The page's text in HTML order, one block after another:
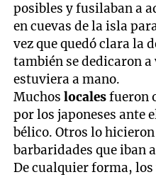
posibles y fusilaban a
en cuevas de la isla
vez que quedó clara la
también se dedicaron
estuviera a mano.
Muchoslocalesfueron
por los japoneses ante
bélico. Otros lo
barbaridades que iban
De cualquier forma, los